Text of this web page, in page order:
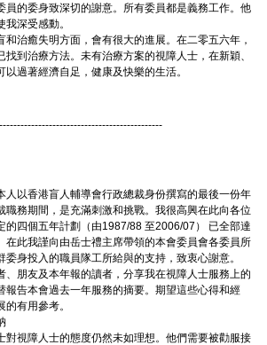
員的委身致深切的謝意。所有委員都是義務工作。他
深受感動。
治癒失明方面，會有很大的進展。在二零五六年，
到治療方法。未有治療方案的視障人士，在新穎、
過著經濟自足，健康及快樂的生活。
人以香港盲人輔導會行政總裁身份撰寫的最後一份年
職務期間，是充滿刺激和挑戰。我很高興在此向各位
的四個五年計劃（由1987/88 至2006/07） 已全部達
在此我謹向由岳士禮主席帶領的本會委員會各委員所
身投入的職員隊工所給與的支持，致衷心謝意。
、朋友及本年報的讀者，分享我在視障人士服務上的
報告本會過去一年服務的摘要。期望這些心得和經
有用參考。
對視障人士的態度仍然未如理想。他們需要被勸服接